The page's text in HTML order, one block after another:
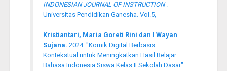
INDONESIAN JOURNAL OF INSTRUCTION.
Universitas Pendidikan Ganesha. Vol.5,
Kristiantari, Maria Goreti Rini dan I Wayan
Sujana. 2024. "Komik Digital Berbasis
Kontekstual untuk Meningkatkan Hasil Belajar
Bahasa Indonesia Siswa Kelas II Sekolah Dasar".